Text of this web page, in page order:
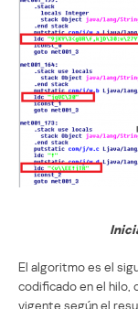
El algoritmo es el
codificado en el hilo,
vigente según el